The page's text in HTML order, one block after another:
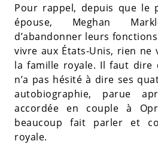
Pour rappel, depuis que le
épouse, Meghan
d’abandonner leurs
vivre aux États-Unis, rien ne
la famille royale. Il faut dire
n’a pas hésité à dire ses
autobiographie, parue
accordée en couple à
beaucoup fait parler et
royale.